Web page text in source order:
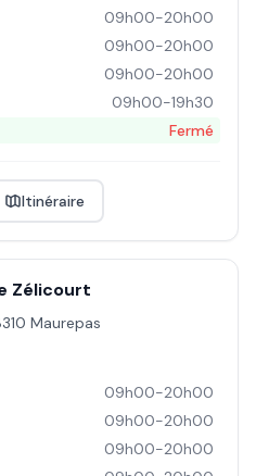
09h00-20h00
09h00-20h00
09h00-20h00
09h00-19h30
Fermé
Itinéraire
Zélicourt
Maurepas
09h00-20h00
09h00-20h00
09h00-20h00